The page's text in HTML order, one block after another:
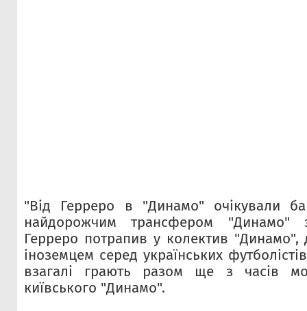
"Від Герреро в "Динамо" очікували
найдорожчим трансфером "Динамо"
Герреро потрапив у колектив
іноземцем серед українських
взагалі грають разом ще з часів
київського "Динамо".